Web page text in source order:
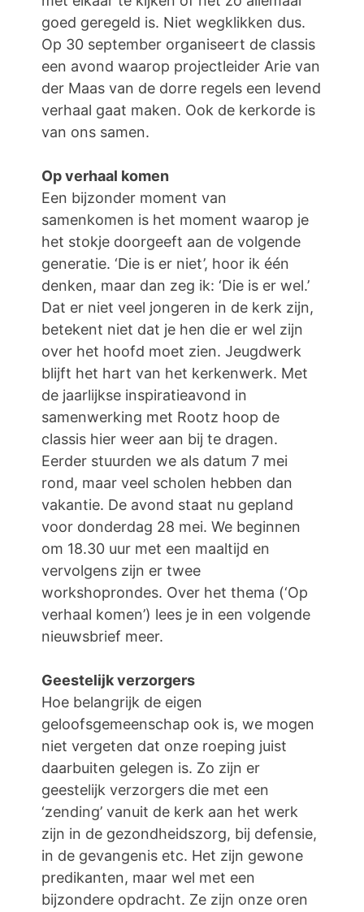
goed geregeld is. Niet wegklikken dus.
Op 30 september organiseert de classis
een avond waarop projectleider Arie van
der Maas van de dorre regels een levend
verhaal gaat maken. Ook de kerkorde is
van ons samen.
Op verhaal komen
Een bijzonder moment van
samenkomen is het moment waarop je
het stokje doorgeeft aan de volgende
generatie. ‘Die is er niet’, hoor ik één
denken, maar dan zeg ik: ‘Die is er wel.’
Dat er niet veel jongeren in de kerk zijn,
betekent niet dat je hen die er wel zijn
over het hoofd moet zien. Jeugdwerk
blijft het hart van het kerkenwerk. Met
de jaarlijkse inspiratieavond in
samenwerking met Rootz hoop de
classis hier weer aan bij te dragen.
Eerder stuurden we als datum 7 mei
rond, maar veel scholen hebben dan
vakantie. De avond staat nu gepland
voor donderdag 28 mei. We beginnen
om 18.30 uur met een maaltijd en
vervolgens zijn er twee
workshoprondes. Over het thema (‘Op
verhaal komen’) lees je in een volgende
nieuwsbrief meer.
Geestelijk verzorgers
Hoe belangrijk de eigen
geloofsgemeenschap ook is, we mogen
niet vergeten dat onze roeping juist
daarbuiten gelegen is. Zo zijn er
geestelijk verzorgers die met een
‘zending’ vanuit de kerk aan het werk
zijn in de gezondheidszorg, bij defensie,
in de gevangenis etc. Het zijn gewone
predikanten, maar wel met een
bijzondere opdracht. Ze zijn onze oren